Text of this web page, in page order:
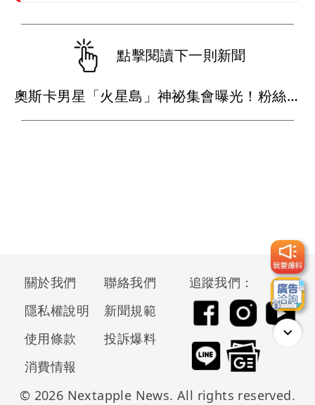
點擊閱讀下一則新聞
奧斯卡男星「火星島」神祕集會曝光！粉絲穿白衣朝拜 邪教疑雲再起
關於我們
聯絡我們
隱私權說明
新聞規範
使用條款
投訴爆料
消費情報
追蹤我們：
© 2026 Nextapple News. All rights reserved.